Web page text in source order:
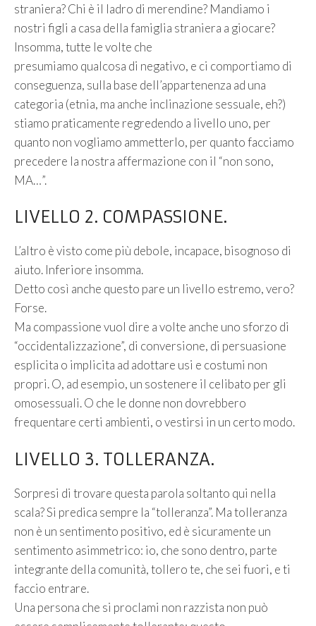
straniera? Chi è il ladro di merendine? Mandiamo i
nostri figli a casa della famiglia straniera a giocare?
Insomma, tutte le volte che
presumiamo qualcosa di negativo, e ci comportiamo di
conseguenza, sulla base dell’appartenenza ad una
categoria (etnia, ma anche inclinazione sessuale, eh?)
stiamo praticamente regredendo a livello uno, per
quanto non vogliamo ammetterlo, per quanto facciamo
precedere la nostra affermazione con il “non sono,
MA…”.
LIVELLO 2. COMPASSIONE.
L’altro è visto come più debole, incapace, bisognoso di
aiuto. Inferiore insomma.
Detto così anche questo pare un livello estremo, vero?
Forse.
Ma compassione vuol dire a volte anche uno sforzo di
“occidentalizzazione”, di conversione, di persuasione
esplicita o implicita ad adottare usi e costumi non
propri. O, ad esempio, un sostenere il celibato per gli
omosessuali. O che le donne non dovrebbero
frequentare certi ambienti, o vestirsi in un certo modo.
LIVELLO 3. TOLLERANZA.
Sorpresi di trovare questa parola soltanto qui nella
scala? Si predica sempre la “tolleranza”. Ma tolleranza
non è un sentimento positivo, ed è sicuramente un
sentimento asimmetrico: io, che sono dentro, parte
integrante della comunità, tollero te, che sei fuori, e ti
faccio entrare.
Una persona che si proclami non razzista non può